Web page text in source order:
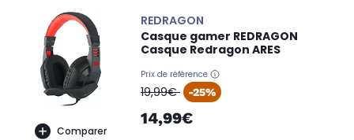
Comparer
REDRAGON
Casque gamer REDRAGON
Casque Redragon ARES
Prix de référence
oldPrice
19,99€ -25%
14,99€